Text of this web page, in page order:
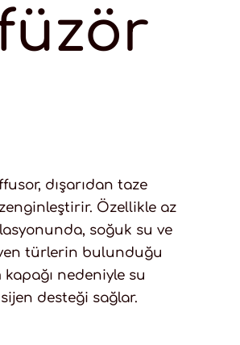
dışarıdan taze
Özellikle az
soğuk su ve
türlerin bulunduğu
nedeniyle su
desteği sağlar.